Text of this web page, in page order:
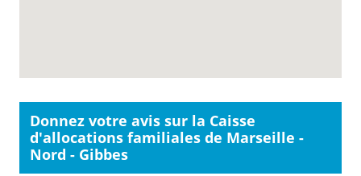
Donnez votre avis sur la Caisse
d'allocations familiales de Marseille -
Nord - Gibbes